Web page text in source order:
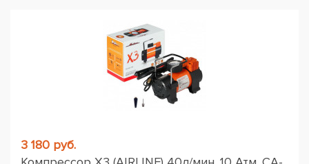
3 180 руб.